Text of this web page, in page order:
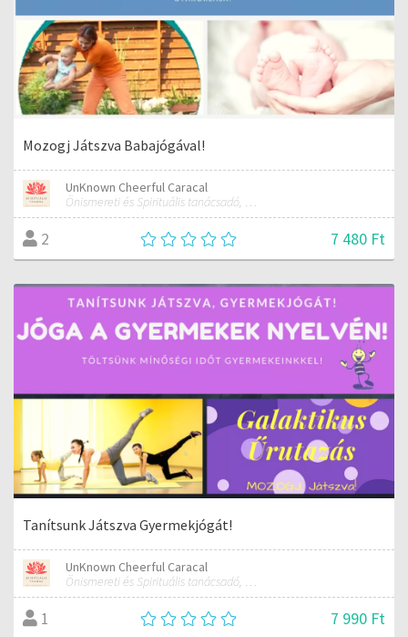
Mozogj Játszva Babajógával!
UnKnown Cheerful Caracal
Önismereti és Spirituális tanácsadó, Kínai Asztrológus
2 7 480 Ft
Tanítsunk Játszva Gyermekjógát!
UnKnown Cheerful Caracal
Önismereti és Spirituális tanácsadó, Kínai Asztrológus
1 7 990 Ft